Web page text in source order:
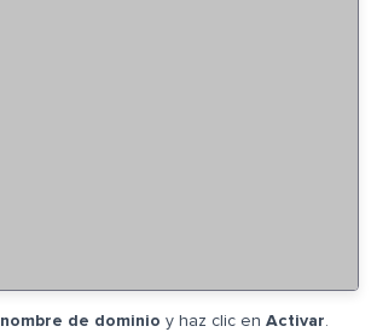
nombre de dominio y haz clic en Activar.